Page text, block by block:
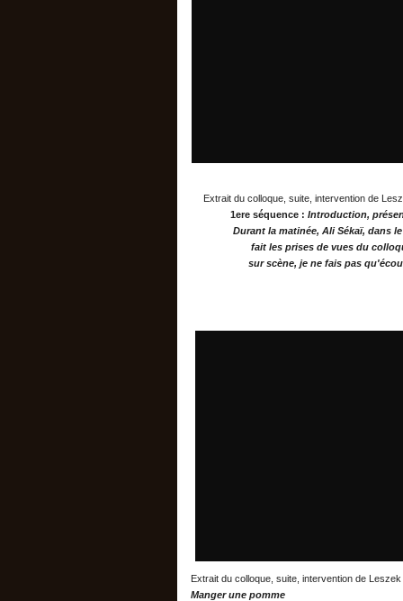
Extrait du colloque, suite, intervention de
1ere séquence : Introduction,
Durant la matinée, Ali Sékaï, dans
fait les prises de vues du
sur scène, je ne fais pas
Extrait du colloque, suite, intervention de
Manger une pomme